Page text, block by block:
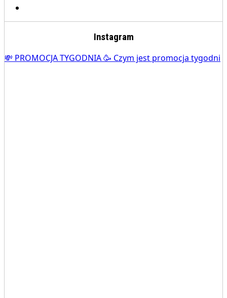
Instagram
💸 PROMOCJA TYGODNIA 🥳 Czym jest promocja tygodni